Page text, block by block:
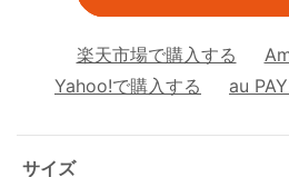
楽天市場で購入する
Yahoo!で購入する
au
サイズ